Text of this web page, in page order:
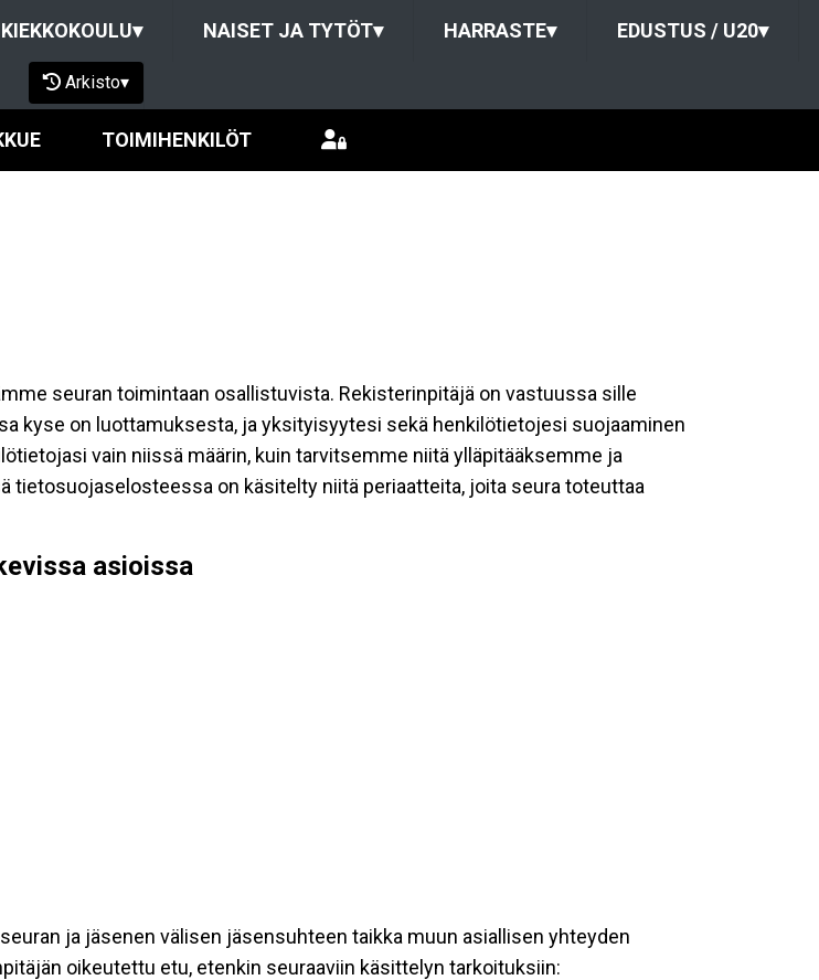
KIEKKOKOULU▾ NAISET JA TYTÖT▾ HARRASTE▾ EDUSTUS / U20▾
Arkisto▾
TOIMIHENKILÖT
seuran toimintaan osallistuvista. Rekisterinpitäjä on vastuussa sille
kyse on luottamuksesta, ja yksityisyytesi sekä henkilötietojesi suojaaminen
vain niissä määrin, kuin tarvitsemme niitä ylläpitääksemme ja
tietosuojaselosteessa on käsitelty niitä periaatteita, joita seura toteuttaa
asioissa
ja jäsenen välisen jäsensuhteen taikka muun asiallisen yhteyden
oikeutettu etu, etenkin seuraaviin käsittelyn tarkoituksiin: